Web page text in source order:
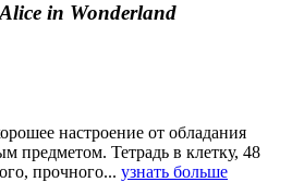
Alice in Wonderland
настроение от обладания
предметом. Тетрадь в клетку, 48
прочного... узнать больше